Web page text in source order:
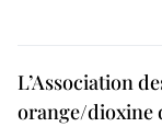
L’Association
orange/dioxine